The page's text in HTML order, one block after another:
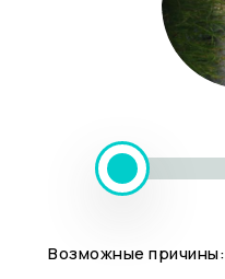
Возможные причины: